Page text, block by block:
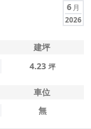
6 月
2026
建坪
4.23 坪
車位
無